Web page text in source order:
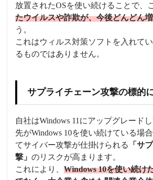
放置されたOSを使い続けることで、
たウイルスや詐欺が、今後どんどん
う。
これはウィルス対策ソフトを入れて
るものではありません。
サプライチェーン攻撃の標的
自社はWindows 11にアップグレード
先がWindows 10を使い続けている場
てサイバー攻撃が仕掛けられる
「サ
撃」 のリスクが高まります。
これにより、 Windows 10を使い続け